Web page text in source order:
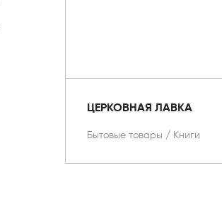
ЦЕРКОВНАЯ ЛАВКА
Бытовые товары / Книги